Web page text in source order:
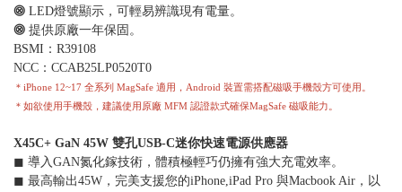
⨷ LED燈號顯示，可輕易辨識現有電量。
⨷ 提供原廠一年保固。
BSMI：R39108
NCC：CCAB25LP0520T0
＊iPhone 12~17 全系列 MagSafe 適用，Android 裝置需搭配磁吸手機殼方可使用。
＊如欲使用手機殼，建議使用原廠 MFM 認證款式確保MagSafe 磁吸能力。
X45C+ GaN 45W 雙孔USB-C迷你快速電源供應器
◼︎ 導入GAN氮化鎵技術，體積極輕巧仍擁有強大充電效率。
◼︎ 最高輸出45W，完美支援您的iPhone,iPad Pro 與Macbook Air，以